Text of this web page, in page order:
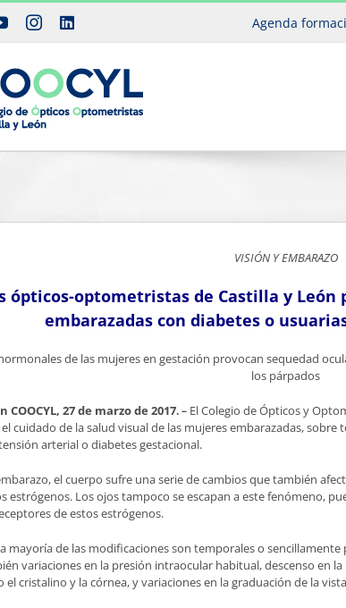
YouTubeInstagramLinkedIn Agenda
VISIÓN Y EMBARAZO
ópticos-optometristas de Castilla y León
embarazadas con diabetes o
de las mujeres en gestación provocan sequedad
los párpados
27 de marzo de 2017. ­– El Colegio de Ópticos y
cuidado de la salud visual de las mujeres embarazadas,
arterial o diabetes gestacional.
el cuerpo sufre una serie de cambios que también
estrógenos. Los ojos tampoco se escapan a este fenómeno,
de estos estrógenos.
mayoría de las modificaciones son temporales o
variaciones en la presión intraocular habitual, descenso en
el cristalino y la córnea, y variaciones en la graduación de la